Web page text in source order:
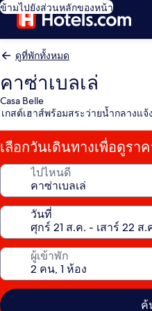
ข้ามไปยังส่วนหลักของหน้า
ดูที่พักทั้งหมด
คาซ่าเบลเล่
Casa Belle
เกสต์เฮาส์พร้อมสระว่ายน้ำกลางแ
เลือกวันเดินทางเพื่อดูราค
ไปไหนดี
วันที่
ผู้เข้าพัก
ค้